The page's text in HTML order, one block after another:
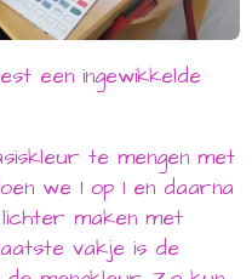
een ingewikkelde
te mengen met
we 1 op 1 en daarna
maken met
vakje is de